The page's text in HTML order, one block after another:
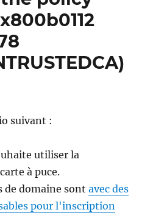
suivant :
utiliser la
à puce.
de domaine sontavec des
pour l'inscription